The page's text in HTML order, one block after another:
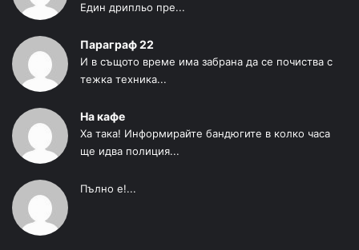
Един дрипльо пре...
Параграф 22
И в същото време има забрана да се почиства с
тежка техника...
На кафе
Ха така! Информирайте бандюгите в колко часа
ще идва полиция...
Пълно е!...